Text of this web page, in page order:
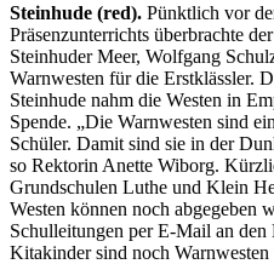
Steinhude (red). Pünktlich vor
Präsenzunterrichts überbrachte
Steinhuder Meer, Wolfgang
Warnwesten für die Erstklässler.
Steinhude nahm die Westen in
Spende. „Die Warnwesten sind
Schüler. Damit sind sie in der
so Rektorin Anette Wiborg.
Grundschulen Luthe und Klein
Westen können noch abgegeben
Schulleitungen per E-Mail an
Kitakinder sind noch Warnwesten